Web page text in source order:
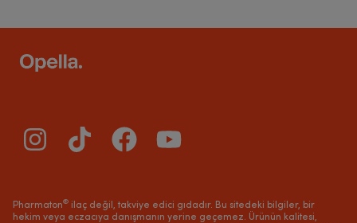
Pharmaton® ilaç değil, takviye edici gıdadır. Bu sitedeki bilgiler, bir
hekim veya eczacıya danışmanın yerine geçemez. Ürünün kalitesi,